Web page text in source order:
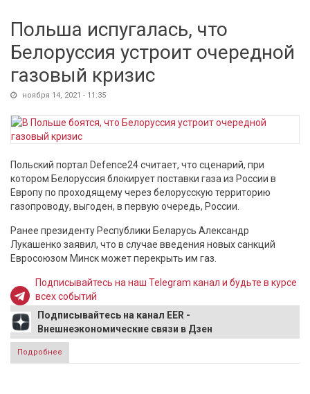
Польша испугалась, что
Белоруссия устроит очередной
газовый кризис
ноября 14, 2021 - 11:35
Польский портал Defence24 считает, что сценарий, при
котором Белоруссия блокирует поставки газа из России в
Европу по проходящему через белорусскую территорию
газопроводу, выгоден, в первую очередь, России.
Ранее президенту Республики Беларусь Александр
Лукашенко заявил, что в случае введения новых санкций
Евросоюзом Минск может перекрыть им газ.
Подписывайтесь на наш Telegram канал и будьте в курсе
всех событий
Подписывайтесь на канал EER -
Внешнеэкономические связи в Дзен
Подробнее
газовый кризис